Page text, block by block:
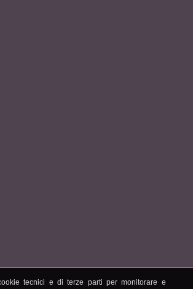
tecnici e di terze parti per monitorare e